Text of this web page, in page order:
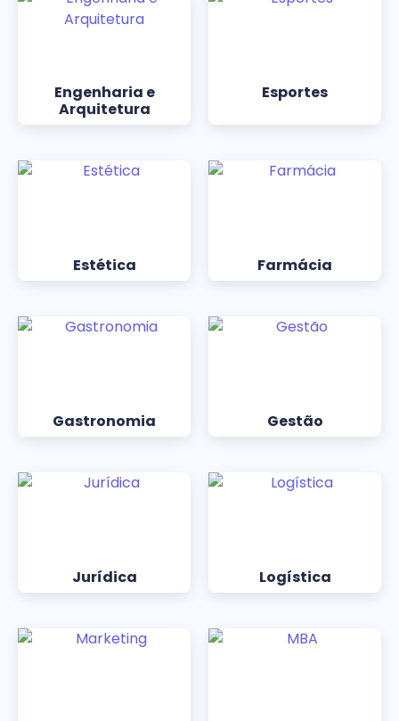
Engenharia e
Arquitetura
Esportes
Estética Farmácia
Gastronomia Gestão
Jurídica Logística